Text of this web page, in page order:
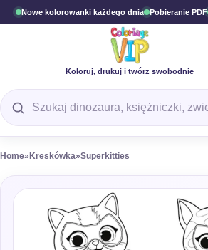
Nowe kolorowanki każdego dnia Pobieranie PDF
Koloruj, drukuj i twórz swobodnie
Wyszukaj kolorowankę
Home» Kreskówka»Superkitties